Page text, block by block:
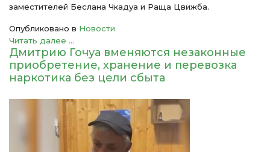
заместителей Беслана Чкадуа и Раща Цвижба.
Опубликовано в Новости
Читать далее ...
Дмитрию Гочуа вменяются незаконные
приобретение, хранение и перевозка
наркотика без цели сбыта